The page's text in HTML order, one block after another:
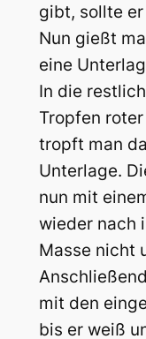
gibt, sollte
Nun gießt
eine
In die
Tropfen
tropft man
Unterlage.
nun mit
wieder nach
Masse nicht
mit den
bis er weiß